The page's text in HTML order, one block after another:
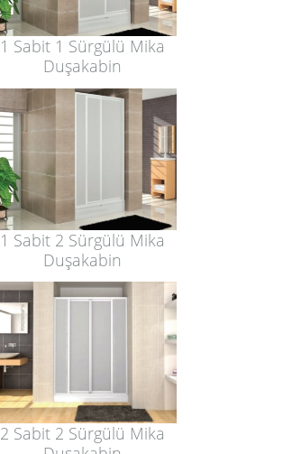
1 Sabit 1 Sürgülü Mika
Duşakabin
1 Sabit 2 Sürgülü Mika
Duşakabin
2 Sabit 2 Sürgülü Mika